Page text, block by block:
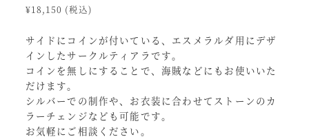
¥18,150 (税込)
サイドにコインが付いている、エスメラルダ用にデザ
インしたサークルティアラです。
コインを無しにすることで、海賊などにもお使いいた
だけます。
シルバーでの制作や、お衣装に合わせてストーンのカ
ラーチェンジなども可能です。
お気軽にご相談ください。